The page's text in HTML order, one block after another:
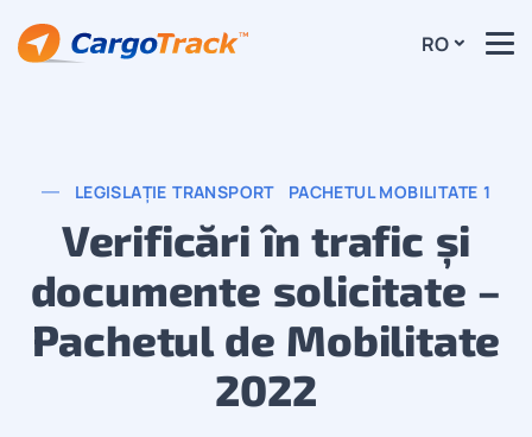
RO
LEGISLAȚIE TRANSPORT PACHETUL MOBILITATE 1
Verificări în trafic și
documente solicitate –
Pachetul de Mobilitate
2022